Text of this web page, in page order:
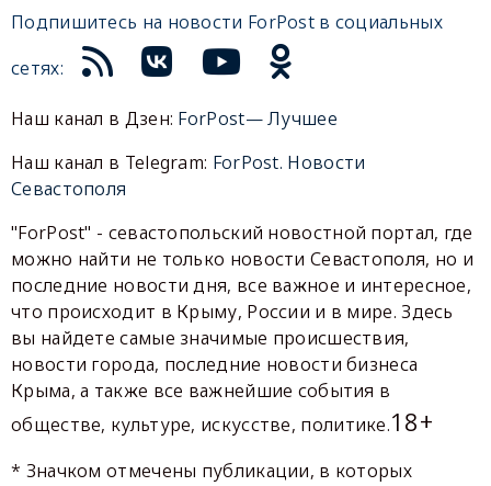
Подпишитесь на новости ForPost в социальных
сетях:
Наш канал в Дзен: ForPost— Лучшее
Наш канал в Telegram: ForPost. Новости
Севастополя
"ForPost" - севастопольский новостной портал, где
можно найти не только новости Севастополя, но и
последние новости дня, все важное и интересное,
что происходит в Крыму, России и в мире. Здесь
вы найдете самые значимые происшествия,
новости города, последние новости бизнеса
Крыма, а также все важнейшие события в
обществе, культуре, искусстве, политике.18+
* Значком отмечены публикации, в которых